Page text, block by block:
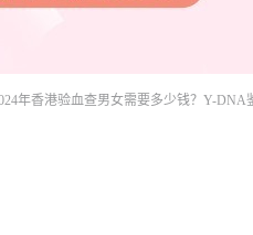
年香港验血查男女需要多少钱？Y-DNA